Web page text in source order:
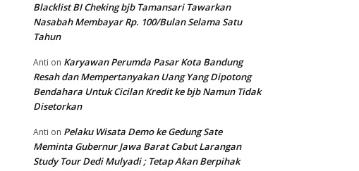
Blacklist BI Cheking bjb Tamansari Tawarkan
Nasabah Membayar Rp. 100/Bulan Selama Satu
Tahun
Anti on Karyawan Perumda Pasar Kota Bandung
Resah dan Mempertanyakan Uang Yang Dipotong
Bendahara Untuk Cicilan Kredit ke bjb Namun Tidak
Disetorkan
Anti on Pelaku Wisata Demo ke Gedung Sate
Meminta Gubernur Jawa Barat Cabut Larangan
Study Tour Dedi Mulyadi ; Tetap Akan Berpihak